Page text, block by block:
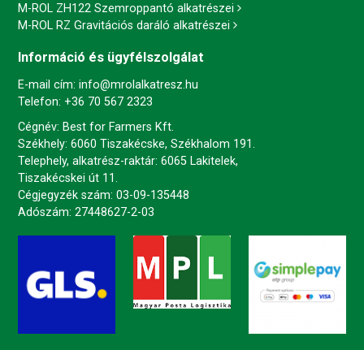
M-ROL ZH122 Szemroppantó alkatrészei
M-ROL RZ Gravitációs daráló alkatrészei
Információ és ügyfélszolgálat
E-mail cím: info@mrolalkatresz.hu
Telefon: +36 70 567 2323
Cégnév: Best for Farmers Kft.
Székhely: 6060 Tiszakécske, Székhalom 191.
Telephely, alkatrész-raktár: 6065 Lakitelek,
Tiszakécskei út 11.
Cégjegyzék szám: 03-09-135448
Adószám: 27448627-2-03